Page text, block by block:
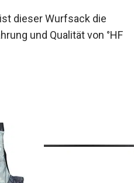
dieser Wurfsack die
und Qualität von °HF